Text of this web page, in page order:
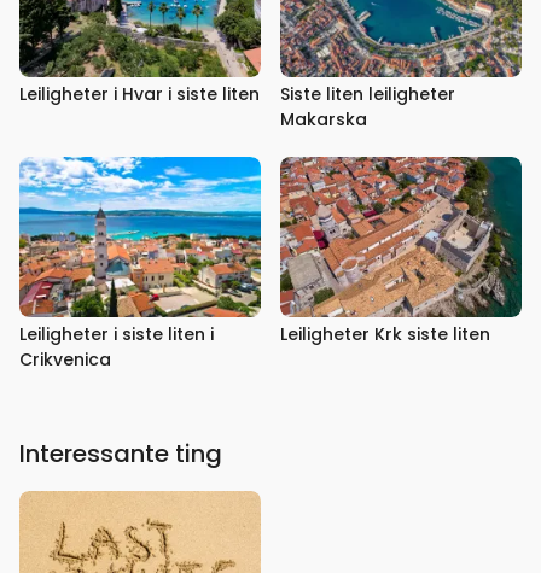
Leiligheter i Hvar i siste liten
Siste liten leiligheter
Makarska
Leiligheter i siste liten i
Crikvenica
Leiligheter Krk siste liten
Interessante ting